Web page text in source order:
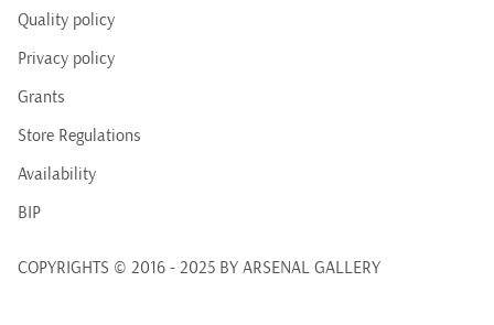
Quality policy
Privacy policy
Grants
Store Regulations
Availability
BIP
COPYRIGHTS © 2016 - 2025 BY ARSENAL GALLERY